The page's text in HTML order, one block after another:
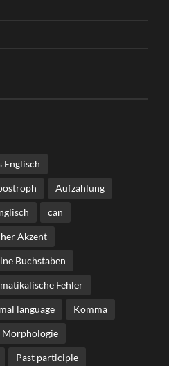
Englisch
Aufzählung
can
Akzent
Buchstaben
Fehler
language Komma
Morphologie
Past participle